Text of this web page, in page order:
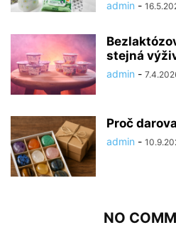
admin -
stejná
admin -
Proč
admin -
NO